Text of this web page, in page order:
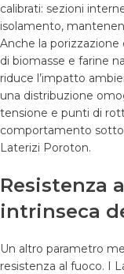
calibrati: sezioni
isolamento,
Anche la
di biomasse e farine
riduce l’impatto
una distribuzione
tensione e punti di
comportamento sotto
Laterizi Poroton.
Resistenza
intrinseca
Un altro parametro
resistenza al fuoco. I